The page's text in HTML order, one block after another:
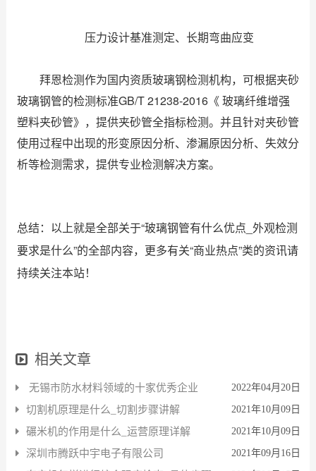
压力设计基准测定、长期弯曲应变
拜恩检测作为国内资质玻璃钢检测机构，可根据夹砂
玻璃钢管的检测标准GB/T 21238-2016《 玻璃纤维增强
塑料夹砂管》，提供夹砂管全指标检测。并且针对夹砂管
使用过程中出现的形变原因分析、渗漏原因分析、失效分
析等检测需求，提供专业检测解决方案。
总结：以上就是全部关于“玻璃钢管有什么优点_外观检测
要求是什么”的全部内容，更多有关“商业热点”类的资讯请
持续关注本站！
相关文章
无锡市防水材料领域的十家优秀企业 2022年04月20日
切割机原理是什么_切割步骤讲解 2021年10月09日
碾米机的作用是什么_运营原理详解 2021年10月09日
深圳市腾跃中宇电子有限公司 2021年09月16日